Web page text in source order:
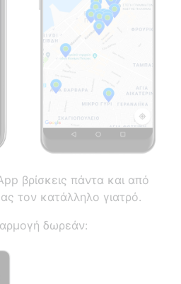
βρίσκεις πάντα και από
τον κατάλληλο γιατρό.
δωρεάν: